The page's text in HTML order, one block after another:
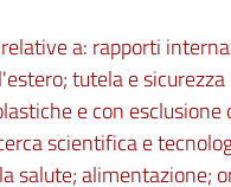
a: rapporti
tutela e sicurezza
e con esclusione
scientifica e
salute; alimentazione;